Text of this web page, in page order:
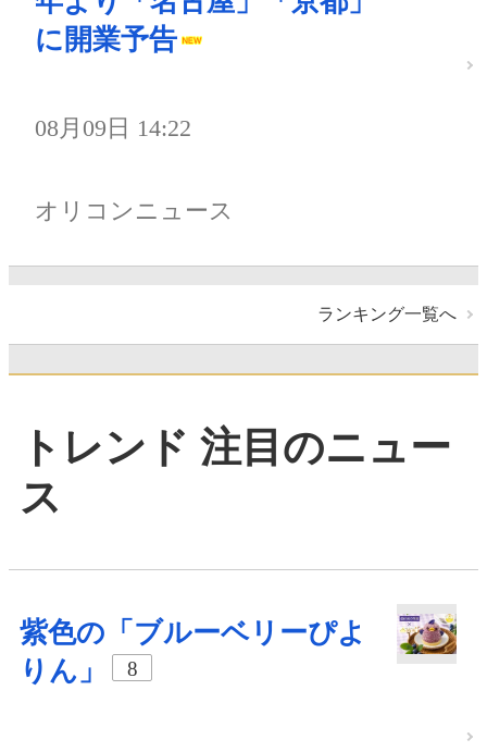
に開業予告
08月09日 14:22
オリコンニュース
ランキング一覧へ
トレンド 注目のニュー
ス
紫色の「ブルーベリーぴよ
りん」
8